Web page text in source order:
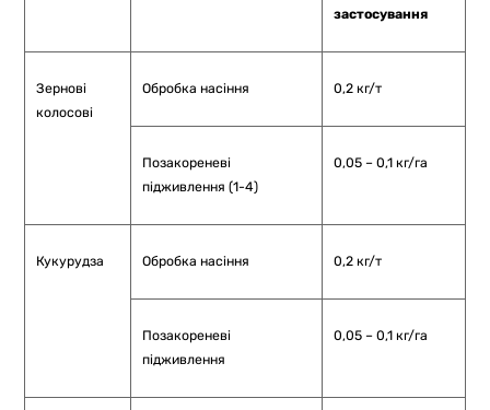
застосування
Зернові
колосові
Обробка насіння 0,2 кг/т
Позакореневі
підживлення (1-4)
0,05 – 0,1 кг/га
Кукурудза Обробка насіння 0,2 кг/т
Позакореневі
підживлення
0,05 – 0,1 кг/га